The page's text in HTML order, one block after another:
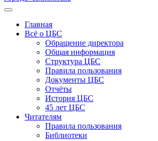
Главная
Всё о ЦБС
Обращение директора
Общая информация
Структура ЦБС
Правила пользования
Документы ЦБС
Отчёты
История ЦБС
45 лет ЦБС
Читателям
Правила пользования
Библиотеки